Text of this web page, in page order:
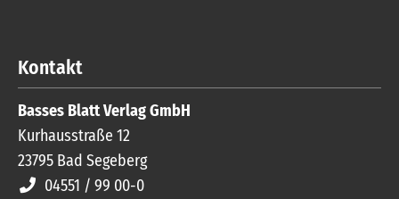
Kontakt
Basses Blatt Verlag GmbH
Kurhausstraße 12
23795 Bad Segeberg
04551 / 99 00-0